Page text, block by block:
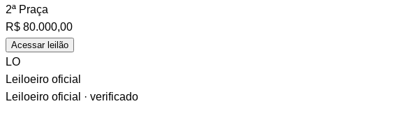
2ª Praça
R$ 80.000,00
Acessar leilão
LO
Leiloeiro oficial
Leiloeiro oficial · verificado